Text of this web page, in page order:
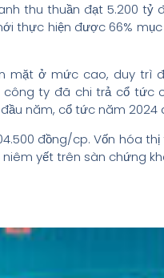
thu thuần đạt 5.200 tỷ
thực hiện được 66%
mặt ở mức cao, duy trì
ty đã chi trả cổ tức
năm, cổ tức năm 2024
đồng/cp. Vốn hóa thị
yết trên sàn chứng